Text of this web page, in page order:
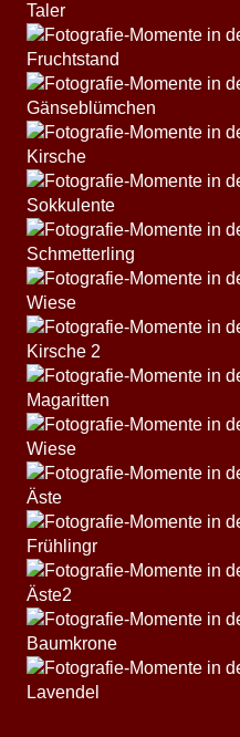
Taler
Fruchtstand
Gänseblümchen
Kirsche
Sokkulente
Schmetterling
Wiese
Kirsche 2
Magaritten
Wiese
Äste
Frühlingr
Äste2
Baumkrone
Lavendel